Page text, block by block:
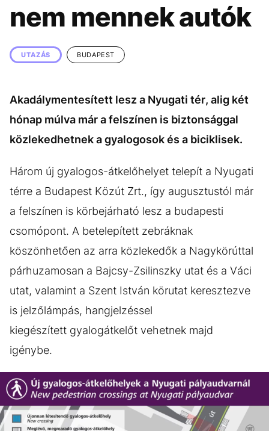
ÉLETMÓD DESIGN
BESZÉLGETÉSEK
GASZTRO
nem mennek autók
UTAZÁS BUDAPEST
Akadálymentesített lesz a Nyugati tér, alig két
hónap múlva már a felszínen is biztonsággal
közlekedhetnek a gyalogosok és a biciklisek.
Három új gyalogos-átkelőhelyet telepít a Nyugati
térre a Budapest Közút Zrt., így augusztustól már
a felszínen is körbejárható lesz a budapesti
csomópont. A betelepített zebráknak
köszönhetően az arra közlekedők a Nagykörúttal
párhuzamosan a Bajcsy-Zsilinszky utat és a Váci
utat, valamint a Szent István körutat keresztezve
is jelzőlámpás, hangjelzéssel
kiegészített gyalogátkelőt vehetnek majd
igénybe.